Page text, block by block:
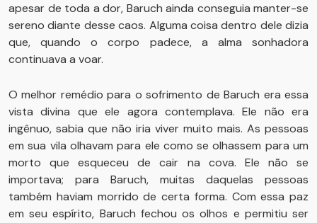
apesar de toda a dor, Baruch ainda conseguia manter-se
sereno diante desse caos. Alguma coisa dentro dele dizia
que, quando o corpo padece, a alma sonhadora
continuava a voar.
O melhor remédio para o sofrimento de Baruch era essa
vista divina que ele agora contemplava. Ele não era
ingênuo, sabia que não iria viver muito mais. As pessoas
em sua vila olhavam para ele como se olhassem para um
morto que esqueceu de cair na cova. Ele não se
importava; para Baruch, muitas daquelas pessoas
também haviam morrido de certa forma. Com essa paz
em seu espírito, Baruch fechou os olhos e permitiu ser